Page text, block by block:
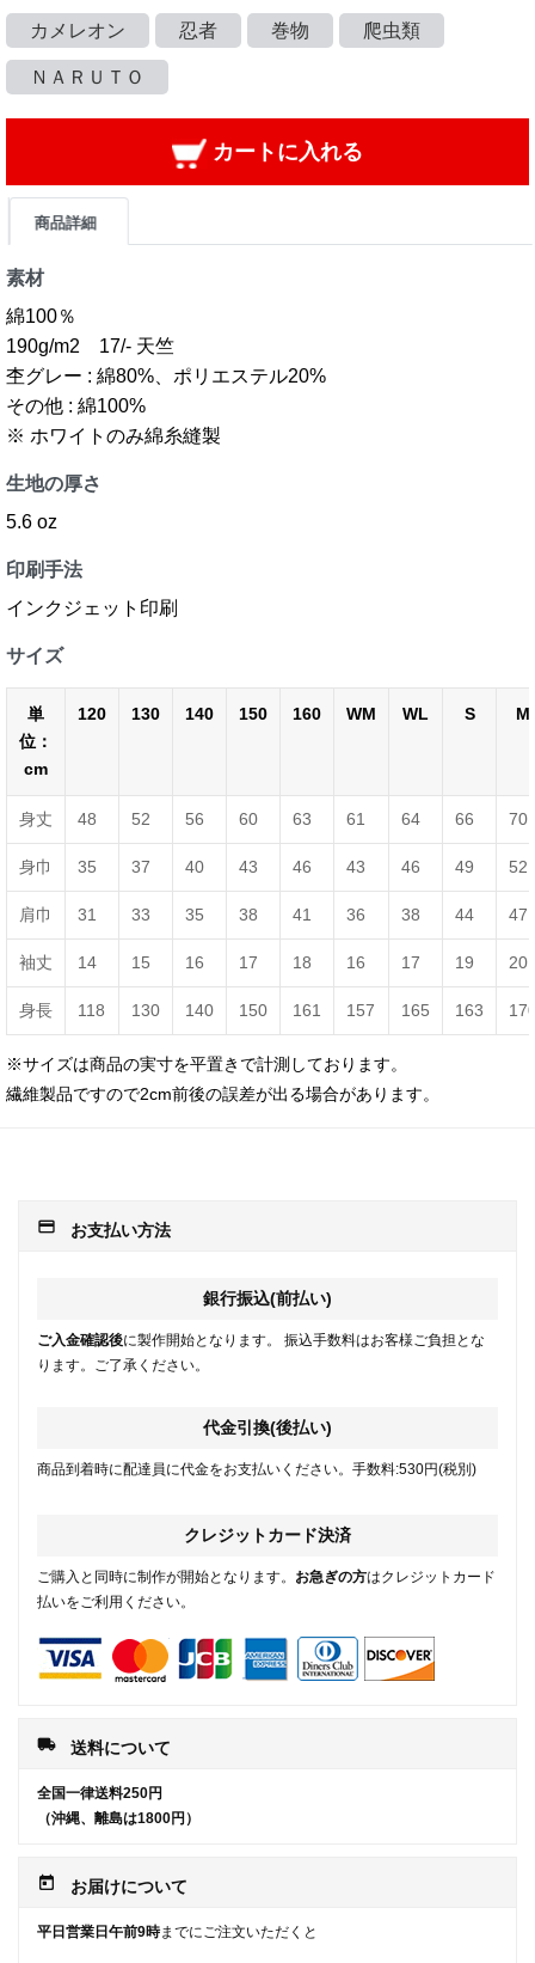
カメレオン 忍者 巻物 爬虫類
ＮＡＲＵＴＯ
カートに入れる
商品詳細
素材
綿100％
190g/m2 17/- 天竺
杢グレー : 綿80%、ポリエステル20%
その他 : 綿100%
※ ホワイトのみ綿糸縫製
生地の厚さ
5.6 oz
印刷手法
インクジェット印刷
サイズ
単
位：
cm
120 130 140 150 160 WM WL S M
身丈 48 52 56 60 63 61 64 66 70
身巾 35 37 40 43 46 43 46 49 52
肩巾 31 33 35 38 41 36 38 44 47
袖丈 14 15 16 17 18 16 17 19 20
身長 118 130 140 150 161 157 165 163
※サイズは商品の実寸を平置きで計測しております。
繊維製品ですので2cm前後の誤差が出る場合があります。
payment お支払い方法
銀行振込(前払い)
ご入金確認後に製作開始となります。 振込手数料はお客様ご負担とな
ります。ご了承ください。
代金引換(後払い)
商品到着時に配達員に代金をお支払いください。手数料:530円(税別)
クレジットカード決済
ご購入と同時に制作が開始となります。 お急ぎの方はクレジットカード
払いをご利用ください。
local_shipping 送料について
全国一律送料250円
（沖縄、離島は1800円）
today お届けについて
平日営業日午前9時までにご注文いただくと